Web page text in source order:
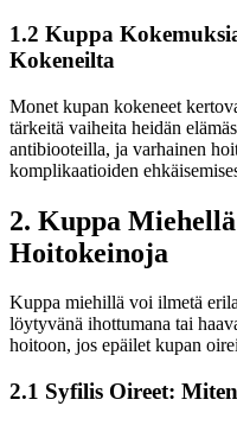
1.2 Kuppa
Kokeneilta
Monet kupan kokeneet
tärkeitä vaiheita heidän
antibiooteilla, ja varhainen
komplikaatioiden
2. Kuppa
Hoitokeinoja
Kuppa miehillä voi ilmetä
löytyvänä ihottumana tai
hoitoon, jos epäilet kupan
2.1 Syfilis Oireet: